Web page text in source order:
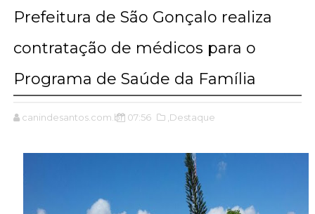
Prefeitura de São Gonçalo realiza
contratação de médicos para o
Programa de Saúde da Família
canindesantos.com.br 07:56 ,Destaque